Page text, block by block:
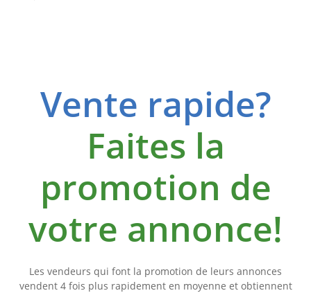
Vente rapide?
Faites la
promotion de
votre annonce!
Les vendeurs qui font la promotion de leurs annonces
vendent 4 fois plus rapidement en moyenne et obtiennent